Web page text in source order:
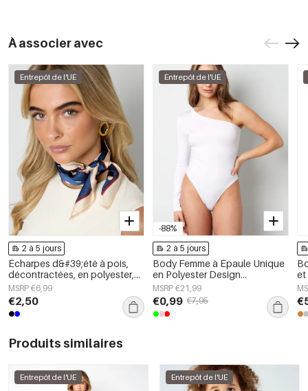
À associer avec
Entrepôt de l'UE
2 à 5 jours
Écharpes d&#39;été à pois,
décontractées, en polyester,
accessoires quotidiens
MSRP €6,99
€2,50
-88%
Entrepôt de l'UE
2 à 5 jours
Body Femme à Épaule Unique
en Polyester Design
Asymétrique
MSRP €21,99
€0,99 €7,95
et
Produits similaires
Entrepôt de l'UE Entrepôt de l'UE